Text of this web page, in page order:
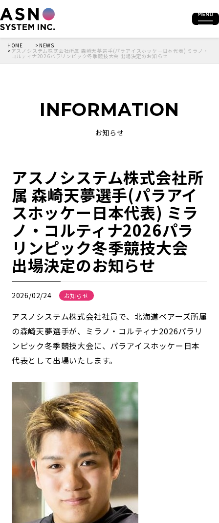
HOME NEWS
アスノシステム株式会社所属 森崎天夢選手(パラアイスホッケー日本代表) ミラノ・
コルティナ2026パラリンピック冬季競技大会 出場決定のお知らせ
INFORMATION
お知らせ
アスノシステム株式会社所
属 森崎天夢選手(パラアイ
スホッケー日本代表) ミラ
ノ・コルティナ2026パラ
リンピック冬季競技大会
出場決定のお知らせ
2026/02/24 お知らせ
アスノシステム株式会社社員で、北海道ベアーズ所属
の森崎天夢選手が、ミラノ・コルティナ2026パラリ
ンピック冬季競技大会に、パラアイスホッケー日本
代表として出場いたします。